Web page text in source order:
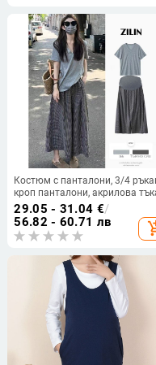
Костюм с панталони, 3/4
кроп панталони, акрилова
съдържание 95%+
29.05 - 31.04 €/
56.82 - 60.71 лв